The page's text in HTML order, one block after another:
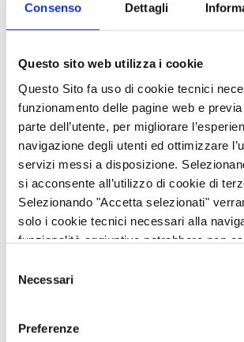
Consenso Dettagli
Questo sito web utilizza i cookie
Questo Sito fa uso di cookie tecnici
funzionamento delle pagine web e
parte dell’utente, per migliorare
navigazione degli utenti ed ottimizzare
servizi messi a disposizione.
si acconsente all’utilizzo di cookie di
Selezionando "Accetta selezionati"
solo i cookie tecnici necessari alla
funzionalità aggiuntive potrebbero non
delNecessari
Preferenze
obiettivi del Piano. La Relazione
accountability che si iscrive nella
dall’inizio della legislatura.
Alcuni risultati raggiunti al 31 ottobre
· Prima regione nella realizzazione delle
260 km direte ciclabileentro giugno 2026
· 135 nuovi bus ecologici operativi sulle
· Riqualificazione ediliziaimmobili ALER
ultimati che saliranno a 1046 entro marzo
aggiungeranno 7 treni a idrogeno entro
in 4